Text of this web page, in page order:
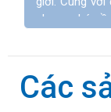
phong phú
dung hàng
iQiYi, Msky,
Không
Các